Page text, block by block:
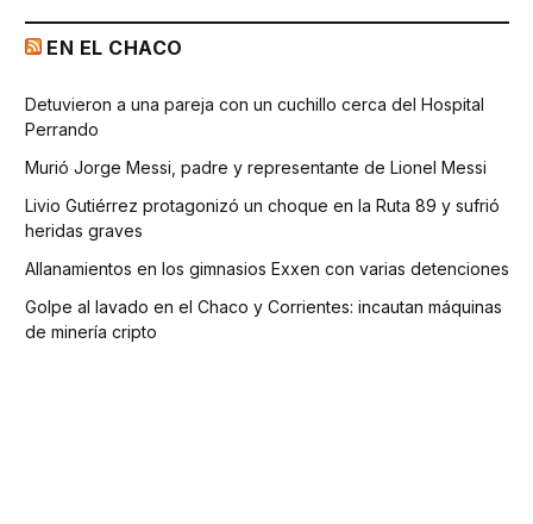
EN EL CHACO
Detuvieron a una pareja con un cuchillo cerca del Hospital
Perrando
Murió Jorge Messi, padre y representante de Lionel Messi
Livio Gutiérrez protagonizó un choque en la Ruta 89 y sufrió
heridas graves
Allanamientos en los gimnasios Exxen con varias detenciones
Golpe al lavado en el Chaco y Corrientes: incautan máquinas
de minería cripto